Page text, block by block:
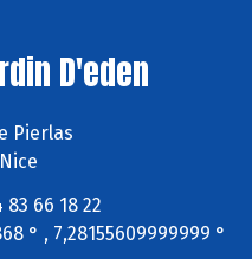
D'eden
Pierlas
83 66 18 22
° , 7,28155609999999 °